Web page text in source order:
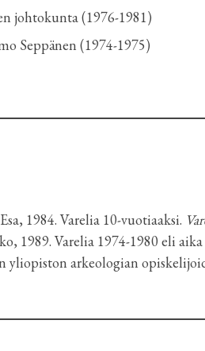
johtokunta (1976-1981)
Seppänen (1974-1975)
1984. Varelia 10-vuotiaaksi.
1989. Varelia 1974-1980 eli
yliopiston arkeologian